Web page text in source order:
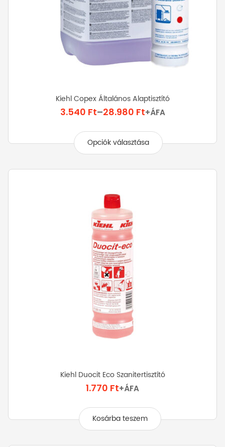
Kiehl Copex Általános Alaptisztító
3.540 Ft–28.980 FtÁrtartomány:
-
28.980 Ft
+ÁFA
Opciók választása
terméknek
variációja
A
változatok
a
termékoldalon
választhatók
ki
Kiehl Duocit Eco Szanitertisztító
1.770 Ft+ÁFA
Kosárba teszem